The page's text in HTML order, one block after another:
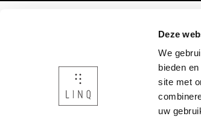
Deze
We
bieden
site met
uw